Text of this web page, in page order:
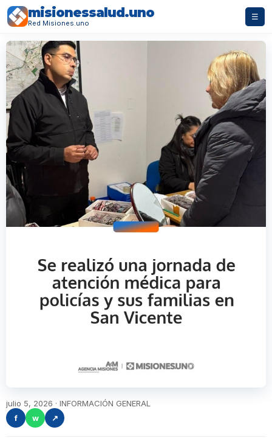
misionessalud.uno
Red Misiones.uno
☰
julio 5, 2026 · INFORMACIÓN GENERAL
f
w ↗